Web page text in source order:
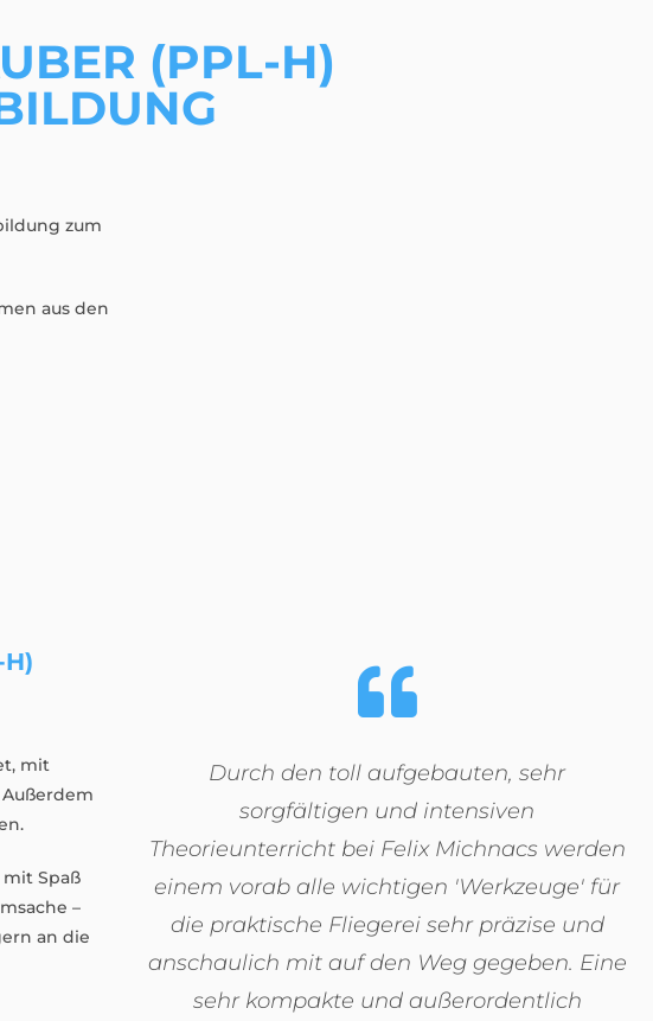
(PPL-H)
zum
aus den
H)
mit
mit Spaß
–
an die
Durch den toll aufgebauten, sehr
sorgfältigen und intensiven
Theorieunterricht bei Felix Michnacs werden
einem vorab alle wichtigen 'Werkzeuge' für
die praktische Fliegerei sehr präzise und
anschaulich mit auf den Weg gegeben. Eine
sehr kompakte und außerordentlich